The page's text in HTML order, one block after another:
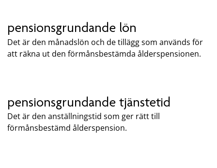
pensionsgrundande lön
Det är den månadslön och de tillägg som används för
att räkna ut den förmånsbestämda ålderspensionen.
pensionsgrundande tjänstetid
Det är den anställningstid som ger rätt till
förmånsbestämd ålderspension.